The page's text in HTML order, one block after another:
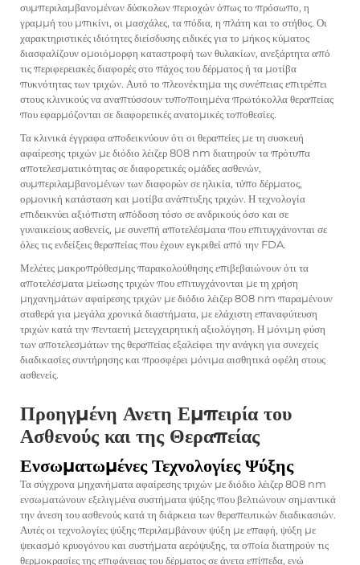
συμπεριλαμβανομένων δύσκολων περιοχών όπως το πρόσωπο, η
γραμμή του μπικίνι, οι μασχάλες, τα πόδια, η πλάτη και το στήθος. Οι
χαρακτηριστικές ιδιότητες διείσδυσης ειδικές για το μήκος κύματος
διασφαλίζουν ομοιόμορφη καταστροφή των θυλακίων, ανεξάρτητα από
τις περιφερειακές διαφορές στο πάχος του δέρματος ή τα μοτίβα
πυκνότητας των τριχών. Αυτό το πλεονέκτημα της συνέπειας επιτρέπει
στους κλινικούς να αναπτύσσουν τυποποιημένα πρωτόκολλα θεραπείας
που εφαρμόζονται σε διαφορετικές ανατομικές τοποθεσίες.
Τα κλινικά έγγραφα αποδεικνύουν ότι οι θεραπείες με τη συσκευή
αφαίρεσης τριχών με διόδιο λέιζερ 808 nm διατηρούν τα πρότυπα
αποτελεσματικότητας σε διαφορετικές ομάδες ασθενών,
συμπεριλαμβανομένων των διαφορών σε ηλικία, τύπο δέρματος,
ορμονική κατάσταση και μοτίβα ανάπτυξης τριχών. Η τεχνολογία
επιδεικνύει αξιόπιστη απόδοση τόσο σε ανδρικούς όσο και σε
γυναικείους ασθενείς, με συνεπή αποτελέσματα που επιτυγχάνονται σε
όλες τις ενδείξεις θεραπείας που έχουν εγκριθεί από την FDA.
Μελέτες μακροπρόθεσμης παρακολούθησης επιβεβαιώνουν ότι τα
αποτελέσματα μείωσης τριχών που επιτυγχάνονται με τη χρήση
μηχανημάτων αφαίρεσης τριχών με διόδιο λέιζερ 808 nm παραμένουν
σταθερά για μεγάλα χρονικά διαστήματα, με ελάχιστη επαναφύτευση
τριχών κατά την πενταετή μετεγχειρητική αξιολόγηση. Η μόνιμη φύση
των αποτελεσμάτων της θεραπείας εξαλείφει την ανάγκη για συνεχείς
διαδικασίες συντήρησης και προσφέρει μόνιμα αισθητικά οφέλη στους
ασθενείς.
Προηγμένη Ανετη Εμπειρία του
Ασθενούς και της Θεραπείας
Ενσωματωμένες Τεχνολογίες Ψύξης
Τα σύγχρονα μηχανήματα αφαίρεσης τριχών με διόδιο λέιζερ 808 nm
ενσωματώνουν εξελιγμένα συστήματα ψύξης που βελτιώνουν σημαντικά
την άνεση του ασθενούς κατά τη διάρκεια των θεραπευτικών διαδικασιών.
Αυτές οι τεχνολογίες ψύξης περιλαμβάνουν ψύξη με επαφή, ψύξη με
ψεκασμό κρυογόνου και συστήματα αερόψυξης, τα οποία διατηρούν τις
θερμοκρασίες της επιφάνειας του δέρματος σε άνετα επίπεδα, ενώ